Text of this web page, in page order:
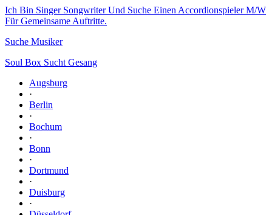
Ich Bin Singer Songwriter Und Suche Einen Accordionspieler M/W
Für Gemeinsame Auftritte.
Suche Musiker
Soul Box Sucht Gesang
Augsburg
·
Berlin
·
Bochum
·
Bonn
·
Dortmund
·
Duisburg
·